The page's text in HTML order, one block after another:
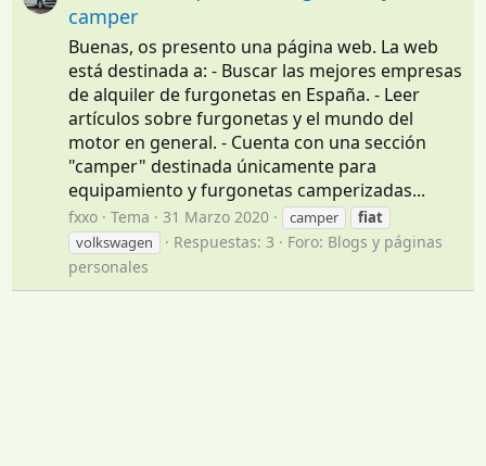
camper
Buenas, os presento una página web. La web
está destinada a: - Buscar las mejores empresas
de alquiler de furgonetas en España. - Leer
artículos sobre furgonetas y el mundo del
motor en general. - Cuenta con una sección
"camper" destinada únicamente para
equipamiento y furgonetas camperizadas...
fxxo Tema 31 Marzo 2020 camper
fiat
volkswagen
Respuestas: 3 Foro: Blogs y páginas
personales